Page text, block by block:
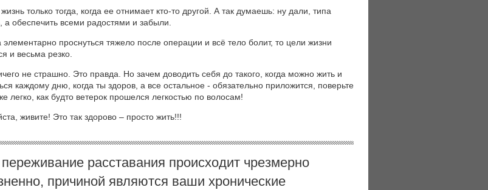
только тогда, когда ее отнимает кто-то другой. А так думаешь: ну дали, типа
а обеспечить всеми радостями и забыли.
элементарно проснуться тяжело после операции и всё тело болит, то цели жизни
и весьма резко.
не страшно. Это правда. Но зачем доводить себя до такого, когда можно жить и
каждому дню, когда ты здоров, а все остальное - обязательно приложится, поверьте
легко, как будто ветерок прошелся легкостью по волосам!
живите! Это так здорово – просто жить!!!
расставания происходит чрезмерно
причиной являются ваши хронические